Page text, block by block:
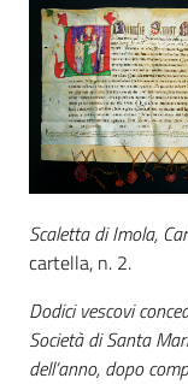
Catalogo
on line
Chiedi al
bibliotecario
Scaletta di Imola,
cartella, n. 2.
Dodici vescovi
Società di Santa
dell’anno, dopo